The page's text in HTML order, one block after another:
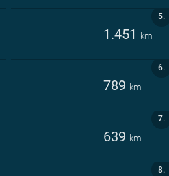
5.
1.451 km
6.
789 km
7.
639 km
8.